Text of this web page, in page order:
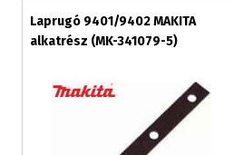
Laprugó 9401/9402 MAKITA
alkatrész (MK-341079-5)